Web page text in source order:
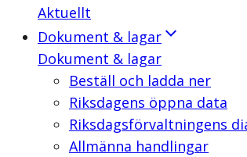
Aktuellt
Dokument & lagar
Dokument & lagar
Beställ och ladda ner
Riksdagens öppna data
Riksdagsförvaltningens
Allmänna handlingar